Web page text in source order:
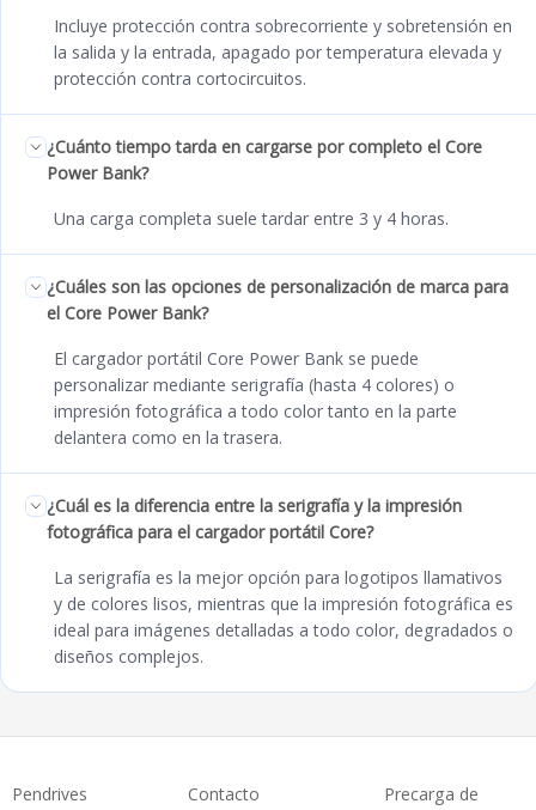
Incluye protección contra sobrecorriente y sobretensión en
la salida y la entrada, apagado por temperatura elevada y
protección contra cortocircuitos.
¿Cuánto tiempo tarda en cargarse por completo el Core
Power Bank?
Una carga completa suele tardar entre 3 y 4 horas.
¿Cuáles son las opciones de personalización de marca para
el Core Power Bank?
El cargador portátil Core Power Bank se puede
personalizar mediante serigrafía (hasta 4 colores) o
impresión fotográfica a todo color tanto en la parte
delantera como en la trasera.
¿Cuál es la diferencia entre la serigrafía y la impresión
fotográfica para el cargador portátil Core?
La serigrafía es la mejor opción para logotipos llamativos
y de colores lisos, mientras que la impresión fotográfica es
ideal para imágenes detalladas a todo color, degradados o
diseños complejos.
Pendrives
Contacto
Precarga de